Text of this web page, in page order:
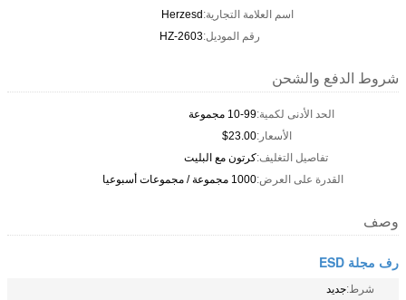
اسم العلامة التجارية:Herzesd
رقم الموديل:HZ-2603
شروط الدفع والشحن
الحد الأدنى لكمية:10-99 مجموعة
الأسعار:$23.00
تفاصيل التغليف:كرتون مع البليت
القدرة على العرض:1000 مجموعة / مجموعات أسبوعيا
وصف
رف مجلة ESD
شرط:جديد